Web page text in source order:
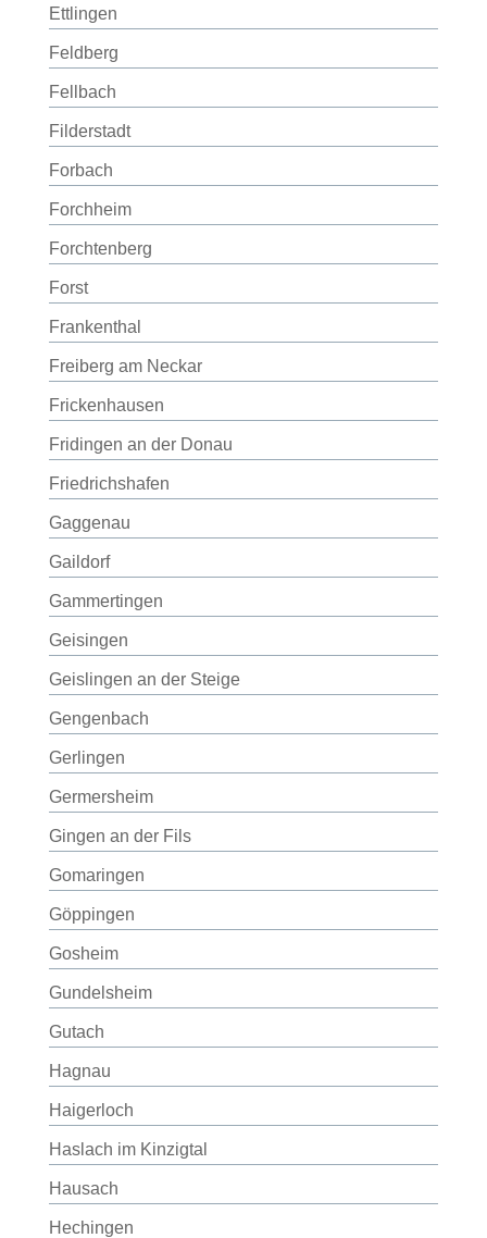
Ettlingen
Feldberg
Fellbach
Filderstadt
Forbach
Forchheim
Forchtenberg
Forst
Frankenthal
Freiberg am Neckar
Frickenhausen
Fridingen an der Donau
Friedrichshafen
Gaggenau
Gaildorf
Gammertingen
Geisingen
Geislingen an der Steige
Gengenbach
Gerlingen
Germersheim
Gingen an der Fils
Gomaringen
Göppingen
Gosheim
Gundelsheim
Gutach
Hagnau
Haigerloch
Haslach im Kinzigtal
Hausach
Hechingen